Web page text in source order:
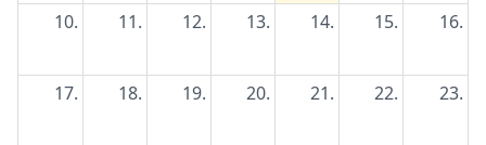
10. 11. 12. 13. 14. 15. 16.
17. 18. 19. 20. 21. 22. 23.